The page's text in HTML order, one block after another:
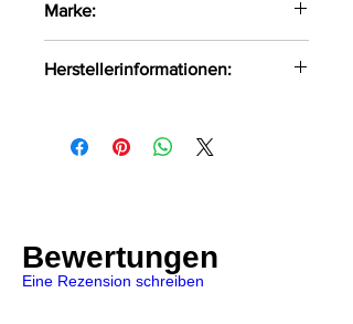
langen sowie
weitgeschnittenen Ärmeln
Das weiche Material liegt
Hüften mittels einer Schleife
Farbe:burgunder
Material:97%Polyester,
Marke:
Herstellerinformationen:
7 Wręczyca Wielka, Polen, 42-130
Bewertungen
Eine Rezension schreiben